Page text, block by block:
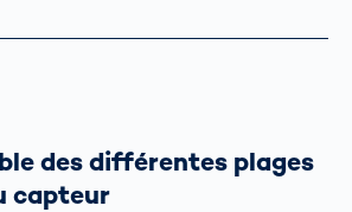
des différentes plages
capteur